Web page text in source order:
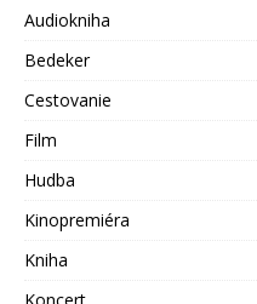
Audiokniha
Bedeker
Cestovanie
Film
Hudba
Kinopremiéra
Kniha
Koncert